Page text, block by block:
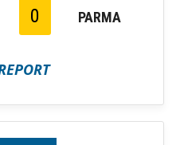
0 PARMA